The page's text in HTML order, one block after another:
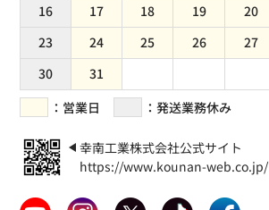
16
17 18 19 20
23
24 25 26 27
30
31
( ：営業日 ：発送業務休み
)
幸南工業株式会社公式サイト
https://www.kounan-web.co.jp/